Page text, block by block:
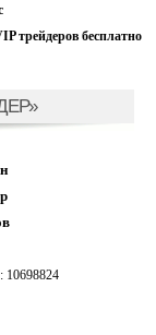
трейдеров бесплатно
10698824